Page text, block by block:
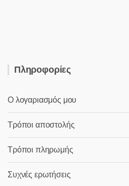
Πληροφορίες
Ο λογαριασμός μου
Τρόποι αποστολής
Τρόποι πληρωμής
Συχνές ερωτήσεις